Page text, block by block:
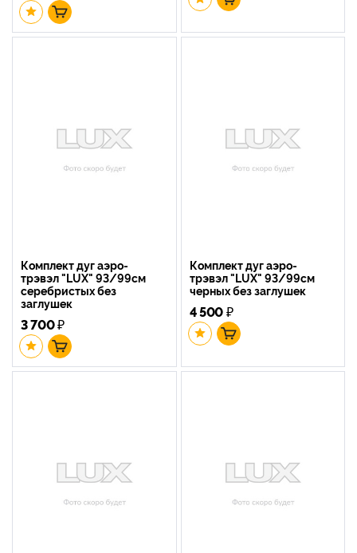
Комплект дуг аэро-
трэвэл "LUX" 93/99см
серебристых без
заглушек
3 700₽
Комплект дуг аэро-
трэвэл "LUX" 93/99см
черных без заглушек
4 500₽